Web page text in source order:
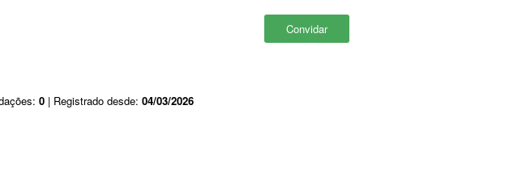
Convidar
0 | Registrado desde: 04/03/2026